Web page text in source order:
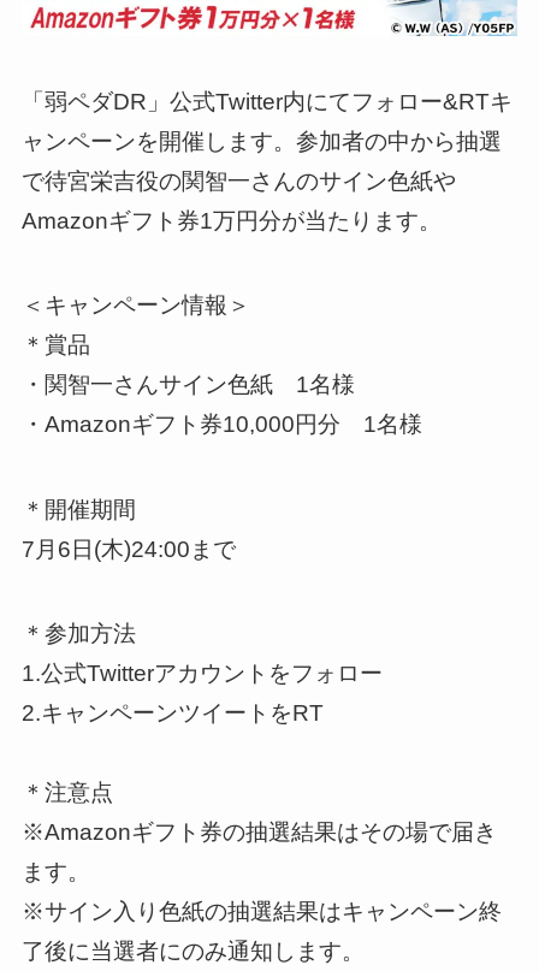
「弱ペダDR」公式Twitter内にてフォロー&RTキ
ャンペーンを開催します。参加者の中から抽選
で待宮栄吉役の関智一さんのサイン色紙や
Amazonギフト券1万円分が当たります。
＜キャンペーン情報＞
＊賞品
・関智一さんサイン色紙 1名様
・Amazonギフト券10,000円分 1名様
＊開催期間
7月6日(木)24:00まで
＊参加方法
1.公式Twitterアカウントをフォロー
2.キャンペーンツイートをRT
＊注意点
※Amazonギフト券の抽選結果はその場で届き
ます。
※サイン入り色紙の抽選結果はキャンペーン終
了後に当選者にのみ通知します。